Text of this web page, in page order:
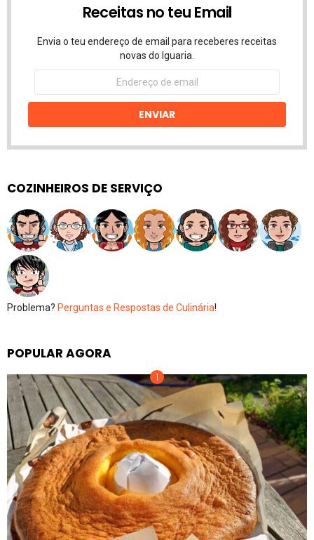
Receitas no teu Email
Envia o teu endereço de email para receberes receitas
novas do Iguaria.
Endereço
email
ENVIAR
COZINHEIROS DE SERVIÇO
Problema? Perguntas e Respostas de Culinária!
POPULAR AGORA